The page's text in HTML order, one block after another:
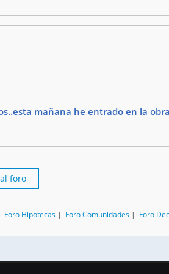
mañana he entrado en la obra
foro
Foro Hipotecas | Foro Comunidades | Foro